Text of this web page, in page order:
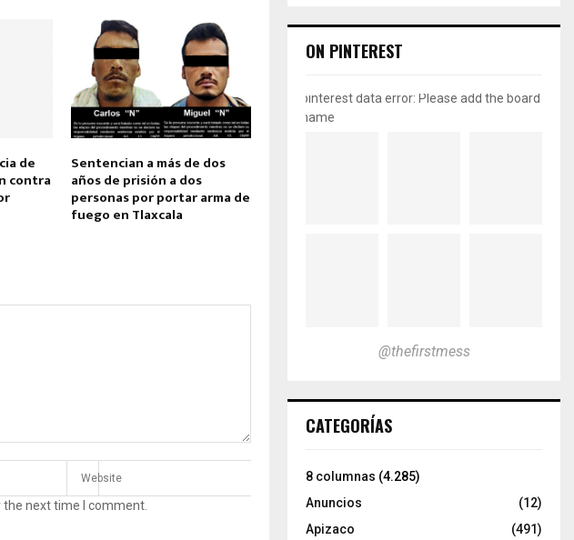
de
contra
Sentencian a más de dos
años de prisión a dos
personas por portar arma de
fuego en Tlaxcala
next time I comment.
ON PINTEREST
pinterest data error: Please add the board
name
@thefirstmess
CATEGORÍAS
8 columnas (4.285)
Anuncios
(12)
Apizaco
(491)